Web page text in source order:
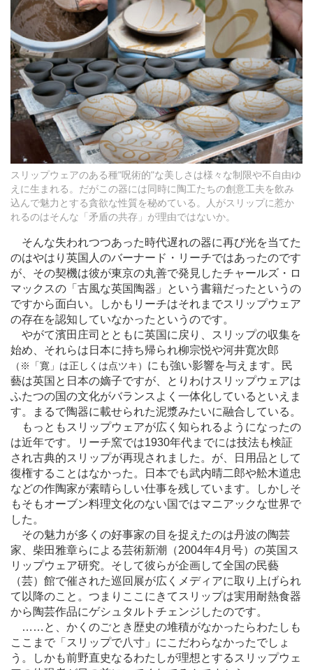
スリップウェアのある種"呪術的"な美しさは様々な制限や不自由ゆ
えに生まれる。だがこの器には同時に陶工たちの創意工夫を飲み
込んで魅力とする貪欲な性質を秘めている。人がスリップに惹か
れるのはそんな「矛盾の共存」が理由ではないか。
そんな失われつつあった時代遅れの器に再び光を当てた
のはやはり英国人のバーナード・リーチではあったのです
が、その契機は彼が東京の丸善で発見したチャールズ・ロ
マックスの「古風な英国陶器」という書籍だったというの
ですから面白い。しかもリーチはそれまでスリップウェア
の存在を認知していなかったというのです。
やがて濱田庄司とともに英国に戻り、スリップの収集を
始め、それらは日本に持ち帰られ柳宗悦や河井寛次郎
（※「寛」は正しくは点ツキ） にも強い影響を与えます。民
藝は英国と日本の嫡子ですが、とりわけスリップウェアは
ふたつの国の文化がバランスよく一体化しているといえま
す。まるで陶器に載せられた泥漿みたいに融合している。
もっともスリップウェアが広く知られるようになったの
は近年です。リーチ窯では1930年代までには技法も検証
され古典的スリップが再現されました。が、日用品として
復権することはなかった。日本でも武内晴二郎や舩木道忠
などの作陶家が素晴らしい仕事を残しています。しかしそ
もそもオーブン料理文化のない国ではマニアックな世界で
した。
その魅力が多くの好事家の目を捉えたのは丹波の陶芸
家、柴田雅章らによる芸術新潮（2004年4月号）の英国ス
リップウェア研究。そして彼らが企画して全国の民藝
（芸）館で催された巡回展が広くメディアに取り上げられ
て以降のこと。つまりここにきてスリップは実用耐熱食器
から陶芸作品にゲシュタルトチェンジしたのです。
… …と、かくのごとき歴史の堆積がなかったらわたしも
ここまで「スリップで八寸」にこだわらなかったでしょ
う。しかも前野直史なるわたしが理想とするスリップウェ